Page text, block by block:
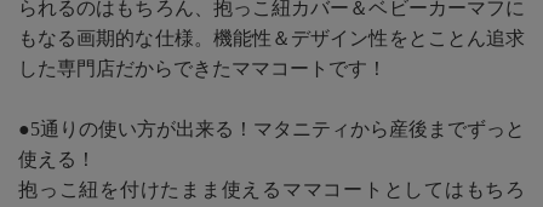
られるのはもちろん、抱っこ紐カバー＆ベビーカーマフに
もなる画期的な仕様。機能性＆デザイン性をとことん追求
した専門店だからできたママコートです！
●5通りの使い方が出来る！マタニティから産後までずっと
使える！
抱っこ紐を付けたまま使えるママコートとしてはもちろ